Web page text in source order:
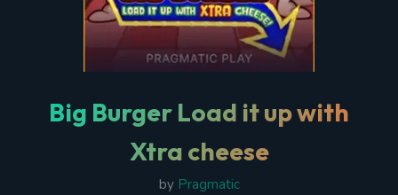
Big Burger Load it up with
Xtra cheese
by Pragmatic